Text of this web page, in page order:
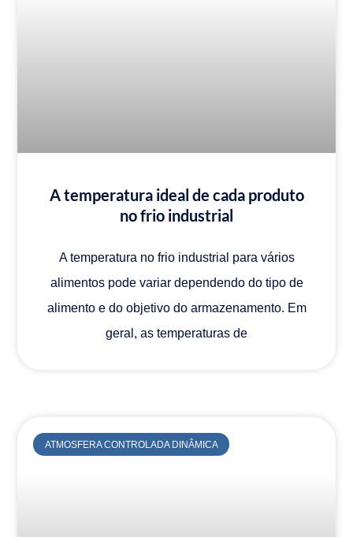
A temperatura ideal de cada produto
no frio industrial
A temperatura no frio industrial para vários
alimentos pode variar dependendo do tipo de
alimento e do objetivo do armazenamento. Em
geral, as temperaturas de
ATMOSFERA CONTROLADA DINÂMICA